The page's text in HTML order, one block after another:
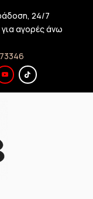
24/7
για αγορές άνω